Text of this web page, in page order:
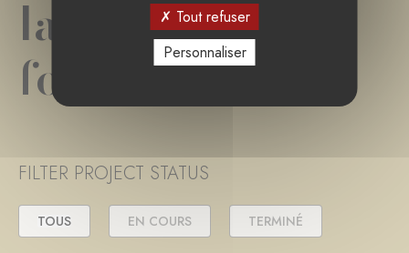
la
fondation
FILTER PROJECT STATUS
TOUS EN COURS TERMINÉ
Tout refuser
Personnaliser